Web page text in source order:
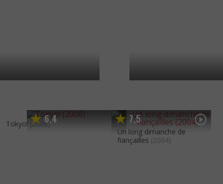
6,4
Tokyo! (2008) 7,5
Un long dimanche de
fiançailles (2004)